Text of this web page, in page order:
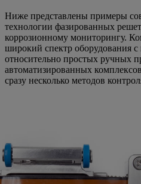
Ниже представлены примеры
технологии фазированных
коррозионному мониторингу.
широкий спектр оборудования
относительно простых ручных
автоматизированных
сразу несколько методов